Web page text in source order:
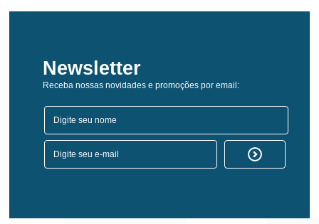
Newsletter
Receba nossas novidades e promoções por email: